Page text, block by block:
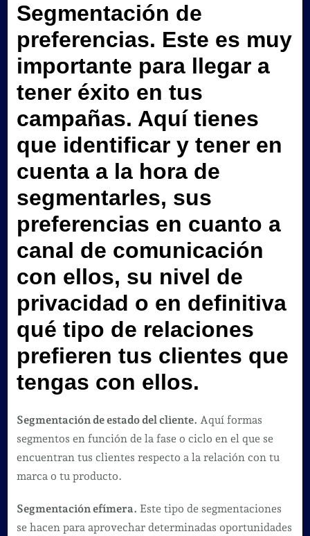
Segmentación de
preferencias. Este es muy
importante para llegar a
tener éxito en tus
campañas. Aquí tienes
que identificar y tener en
cuenta a la hora de
segmentarles, sus
preferencias en cuanto a
canal de comunicación
con ellos, su nivel de
privacidad o en definitiva
qué tipo de relaciones
prefieren tus clientes que
tengas con ellos.
Segmentación de estado del cliente. Aquí formas
segmentos en función de la fase o ciclo en el que se
encuentran tus clientes respecto a la relación con tu
marca o tu producto.
Segmentación efímera. Este tipo de segmentaciones
se hacen para aprovechar determinadas oportunidades